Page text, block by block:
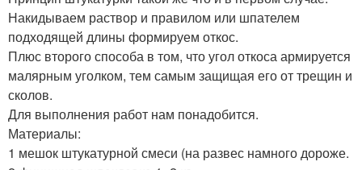
Накидываем раствор и правилом или шпателем
подходящей длины формируем откос.
Плюс второго способа в том, что угол откоса армируется
малярным уголком, тем самым защищая его от трещин и
сколов.
Для выполнения работ нам понадобится.
Материалы:
1 мешок штукатурной смеси (на развес намного дороже.